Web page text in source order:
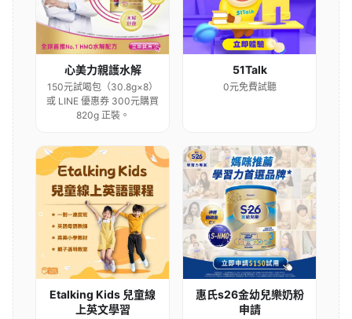
心美力親護水解
150元試喝包（30.8g×8）
或 LINE 優惠券 300元購買
820g 正裝。
51Talk
0元免費試聽
Etalking Kids 兒童線
上英文學習
惠氏s26金幼兒樂奶粉
申請